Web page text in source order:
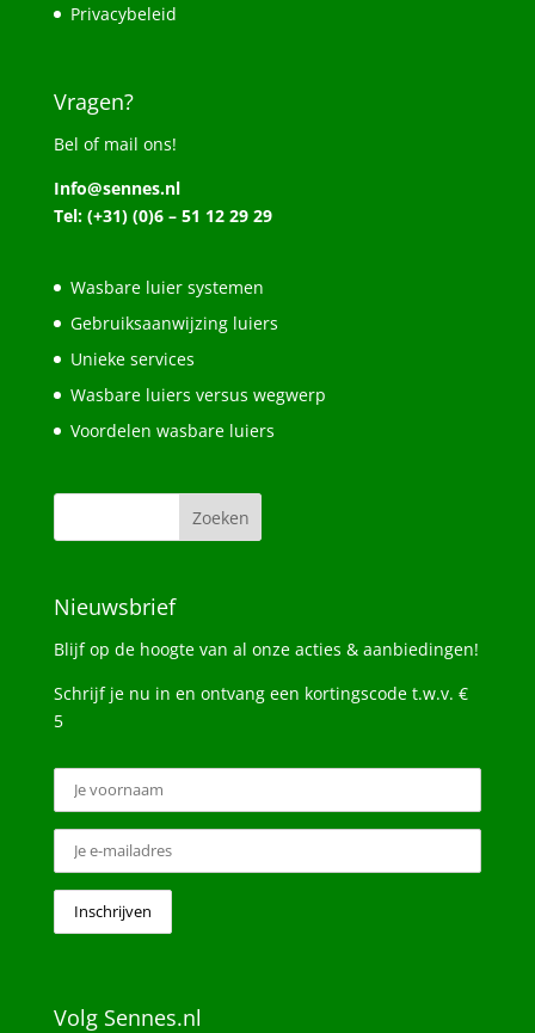
Privacybeleid
Vragen?
Bel of mail ons!
Info@sennes.nl
Tel: (+31) (0)6 – 51 12 29 29
Wasbare luier systemen
Gebruiksaanwijzing luiers
Unieke services
Wasbare luiers versus wegwerp
Voordelen wasbare luiers
Nieuwsbrief
Blijf op de hoogte van al onze acties & aanbiedingen!
Schrijf je nu in en ontvang een kortingscode t.w.v. €
5
Volg Sennes.nl